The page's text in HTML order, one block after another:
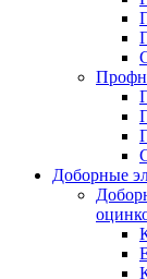
Доборные